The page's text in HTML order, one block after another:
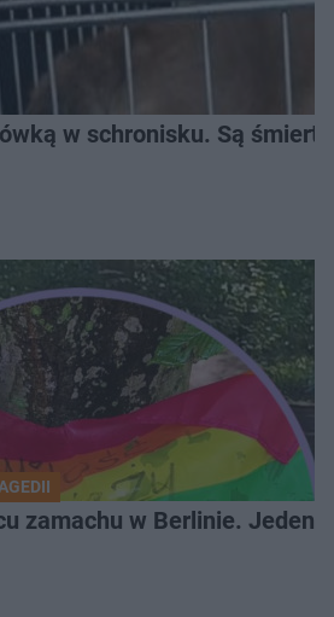
w schronisku. Są
zamachu w Berlinie. Jeden